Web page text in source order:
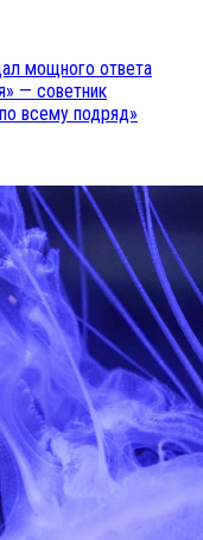
мощного ответа
— советник
всему подряд»